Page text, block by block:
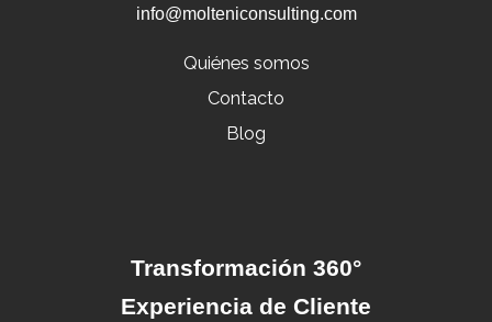
info@molteniconsulting.com
Quiénes somos
Contacto
Blog
Transformación 360°
Experiencia de Cliente